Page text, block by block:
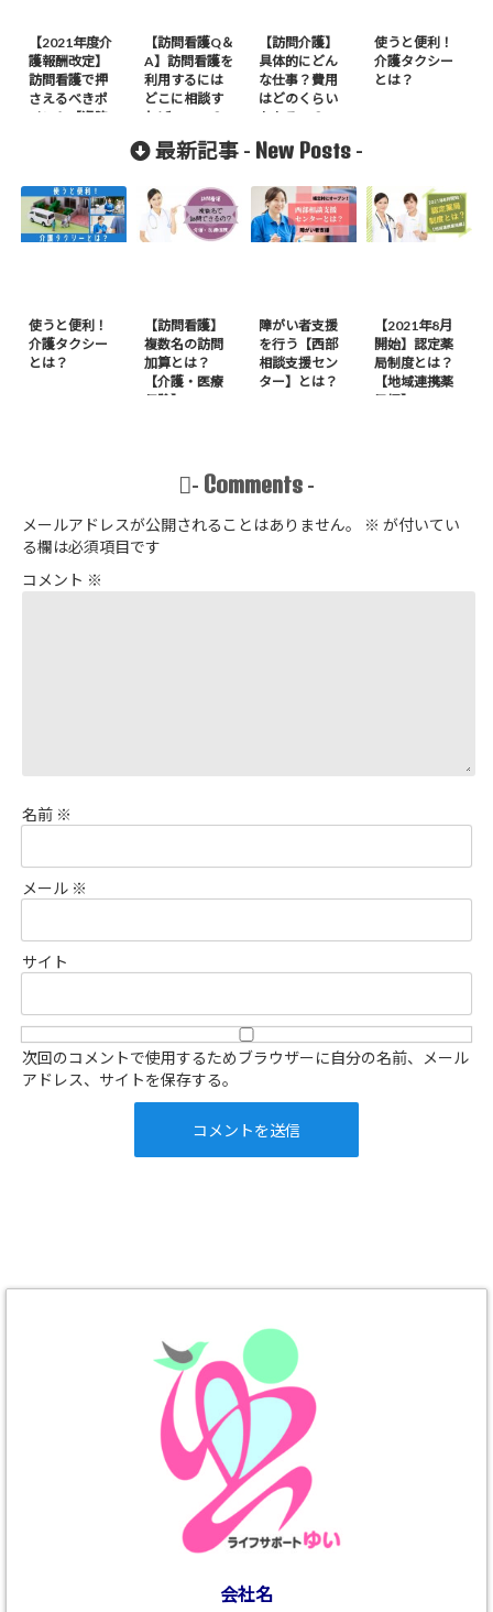
【2021年度介
護報酬改定】
訪問看護で押
さえるべきポ
イント【退院
【訪問看護Q＆
A】訪問看護を
利用するには
どこに相談す
ればいいの？
【訪問介護】
具体的にどん
な仕事？費用
はどのくらい
かかるの？
使うと便利！
介護タクシー
とは？
最新記事 - New Posts -
使うと便利！
介護タクシー
とは？
【訪問看護】
複数名の訪問
加算とは？
【介護・医療
保険】
障がい者支援
を行う【西部
相談支援セン
ター】とは？
【2021年8月
開始】認定薬
局制度とは？
【地域連携薬
局編】
- Comments -
メールアドレスが公開されることはありません。 ※ が付いてい
る欄は必須項目です
コメント ※
名前 ※
メール ※
サイト
次回のコメントで使用するためブラウザーに自分の名前、メール
アドレス、サイトを保存する。
会社名